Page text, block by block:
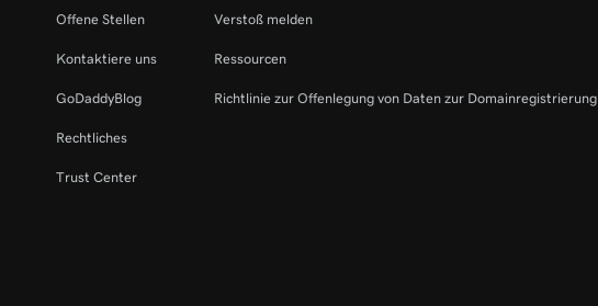
Offene Stellen
Kontaktiere uns
GoDaddyBlog
Rechtliches
Trust Center
Verstoß melden
Ressourcen
Richtlinie zur Offenlegung von Daten zur Domainregistrierung